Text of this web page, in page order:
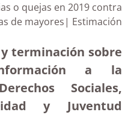
o quejas en 2019 contra
de mayores| Estimación
terminación sobre
a la
Sociales,
y Juventud